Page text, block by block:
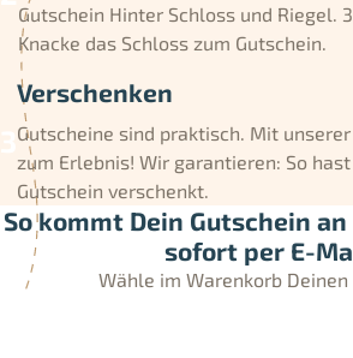
Gutschein Hinter Schloss und Riegel.
Knacke das Schloss zum Gutschein.
Verschenken
Gutscheine sind praktisch. Mit
zum Erlebnis! Wir garantieren: So
Gutschein verschenkt.
So kommt Dein Gutschein
sofort per E-
Wähle im Warenkorb